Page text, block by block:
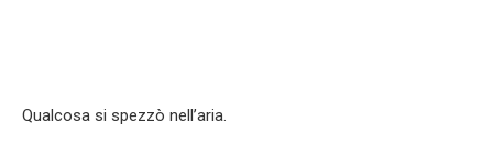
Qualcosa si spezzò nell’aria.